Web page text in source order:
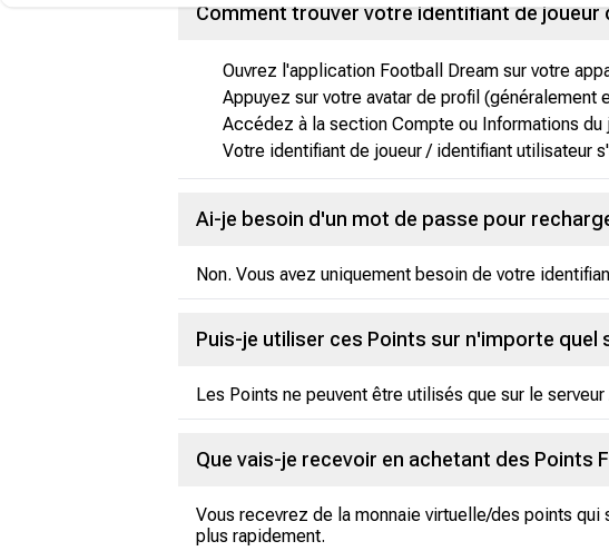
Comment trouver votre identifiant de joueur
Ouvrez l'application Football Dream sur votre
Appuyez sur votre avatar de profil (généralement
Accédez à la section Compte ou Informations du
Votre identifiant de joueur / identifiant utilisateur
Ai-je besoin d'un mot de passe pour
Non. Vous avez uniquement besoin de votre
Puis-je utiliser ces Points sur n'importe quel
Les Points ne peuvent être utilisés que sur le
Que vais-je recevoir en achetant des Points
Vous recevrez de la monnaie virtuelle/des points
plus rapidement.